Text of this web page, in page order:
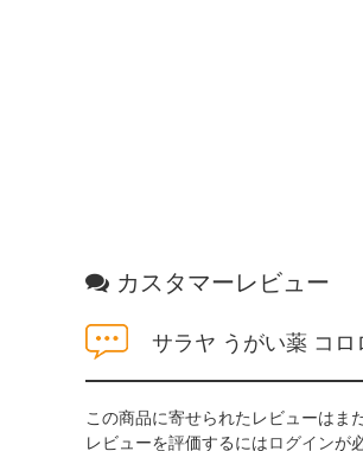
カスタマーレビュー
サラヤ うがい薬 コ
この商品に寄せられたレビューはま
レビューを評価するにはログインが